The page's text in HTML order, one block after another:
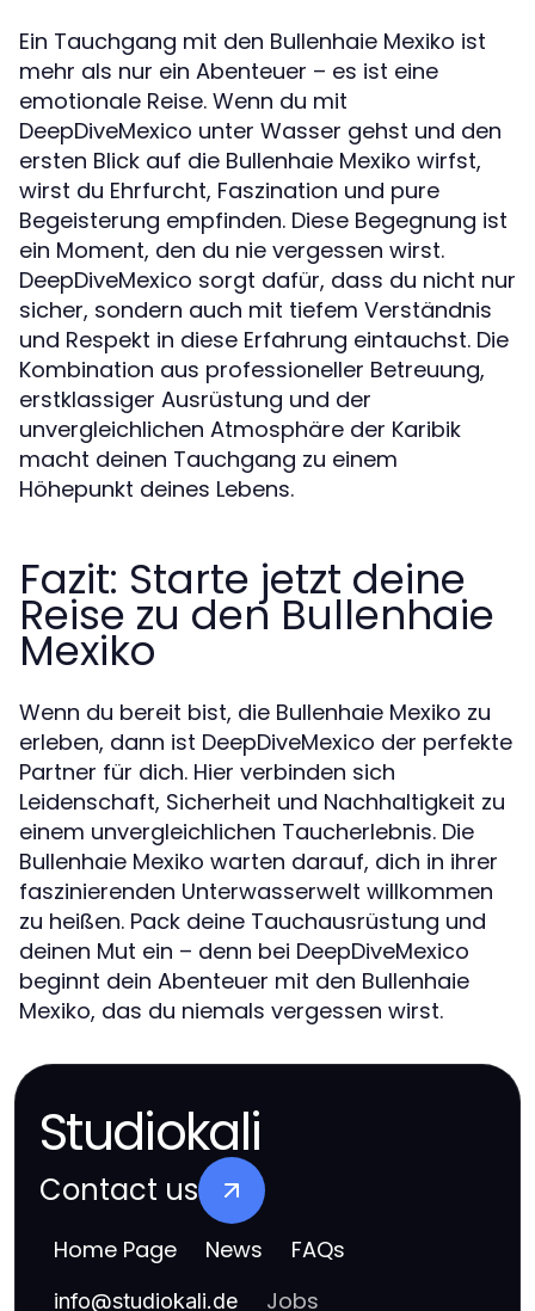
Ein Tauchgang mit den Bullenhaie Mexiko ist
mehr als nur ein Abenteuer – es ist eine
emotionale Reise. Wenn du mit
DeepDiveMexico unter Wasser gehst und den
ersten Blick auf die Bullenhaie Mexiko wirfst,
wirst du Ehrfurcht, Faszination und pure
Begeisterung empfinden. Diese Begegnung ist
ein Moment, den du nie vergessen wirst.
DeepDiveMexico sorgt dafür, dass du nicht nur
sicher, sondern auch mit tiefem Verständnis
und Respekt in diese Erfahrung eintauchst. Die
Kombination aus professioneller Betreuung,
erstklassiger Ausrüstung und der
unvergleichlichen Atmosphäre der Karibik
macht deinen Tauchgang zu einem
Höhepunkt deines Lebens.
Fazit: Starte jetzt deine
Reise zu den Bullenhaie
Mexiko
Wenn du bereit bist, die Bullenhaie Mexiko zu
erleben, dann ist DeepDiveMexico der perfekte
Partner für dich. Hier verbinden sich
Leidenschaft, Sicherheit und Nachhaltigkeit zu
einem unvergleichlichen Taucherlebnis. Die
Bullenhaie Mexiko warten darauf, dich in ihrer
faszinierenden Unterwasserwelt willkommen
zu heißen. Pack deine Tauchausrüstung und
deinen Mut ein – denn bei DeepDiveMexico
beginnt dein Abenteuer mit den Bullenhaie
Mexiko, das du niemals vergessen wirst.
Studiokali
Contact us
Home Page News FAQs
info@studiokali.de Jobs